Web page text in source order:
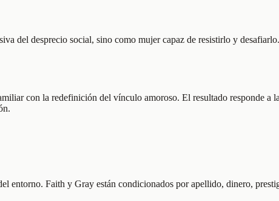
del desprecio social, sino como mujer capaz de resistirlo y
con la redefinición del vínculo amoroso. El resultado responde a
entorno. Faith y Gray están condicionados por apellido, dinero,